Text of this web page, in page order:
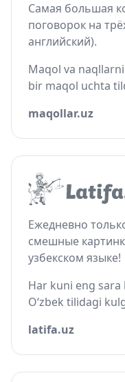
Самая большая
поговорок на
английский).
Maqol va
bir maqol uchta
maqollar.uz
Ежедневно
смешные
узбекском языке!
Har kuni eng
O‘zbek tilidagi
latifa.uz